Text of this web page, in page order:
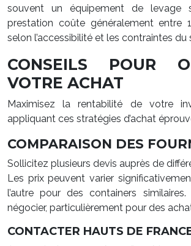
souvent un équipement de levage
prestation coûte généralement
selon l’accessibilité et les contraintes du
CONSEILS POUR
VOTRE ACHAT
Maximisez la rentabilité de votre
appliquant ces stratégies d’achat
COMPARAISON DES
Sollicitez plusieurs devis auprès de
Les prix peuvent varier
l’autre pour des containers
négocier, particulièrement pour des
CONTACTER HAUTS DE